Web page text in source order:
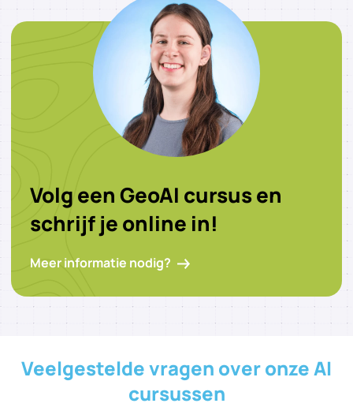
Volg een GeoAI cursus en
schrijf je online in!
Meer informatie nodig?
Veelgestelde vragen over onze AI
cursussen